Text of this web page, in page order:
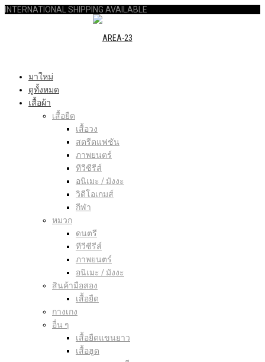
INTERNATIONAL SHIPPING AVAILABLE
มาใหม่
ดูทั้งหมด
เสื้อผ้า
เสื้อยืด
เสื้อวง
สตรีตแฟชัน
ภาพยนตร์
ทีวีซีรีส์
อนิเมะ / มังงะ
วิดีโอเกมส์
กีฬา
หมวก
ดนตรี
ทีวีซีรีส์
ภาพยนตร์
อนิเมะ / มังงะ
สินค้ามือสอง
เสื้อยืด
กางเกง
อื่น ๆ
เสื้อยืดแขนยาว
เสื้อฮูด